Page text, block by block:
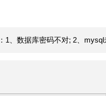
、数据库密码不对; 2、mysql